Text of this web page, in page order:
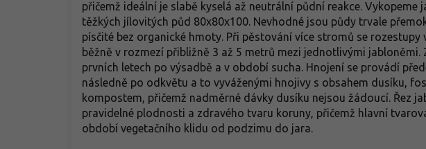
přičemž ideální je slabě kyselá až neutrální půdní reakce. Vykopeme
těžkých jílovitých půd 80x80x100. Nevhodné jsou půdy trvale
písčité bez organické hmoty. Při pěstování více stromů se
běžně v rozmezí přibližně 3 až 5 metrů mezi jednotlivými jabloněmi.
prvních letech po výsadbě a v období sucha. Hnojení se provádí
následně po odkvětu a to vyváženými hnojivy s obsahem dusíku,
kompostem, přičemž nadměrné dávky dusíku nejsou žádoucí. Řez
pravidelné plodnosti a zdravého tvaru koruny, přičemž hlavní
období vegetačního klidu od podzimu do jara.